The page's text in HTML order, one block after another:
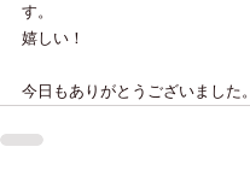
す。
嬉しい！
今日もありがとうございました。